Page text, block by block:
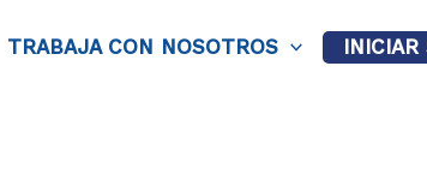
TRABAJA CON NOSOTROS INICIAR